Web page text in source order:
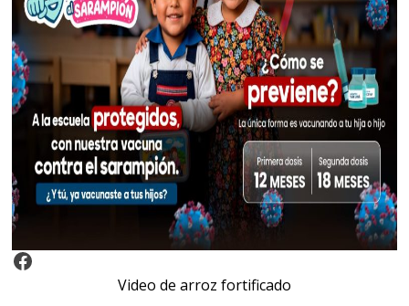
Video Arroz Fortificado
Video de arroz fortificado